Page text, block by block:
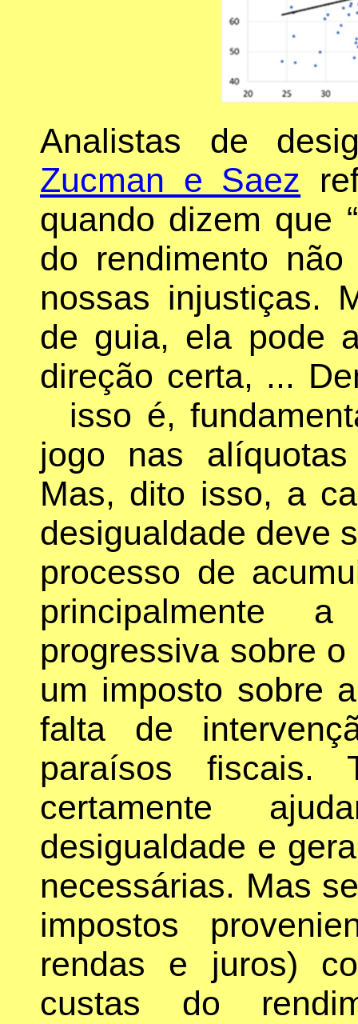
Analistas de
Zucman e Saez
quando dizem que
do rendimento
nossas injustiças.
de guia, ela pode
direção certa, ...
isso é,
jogo nas
Mas, dito isso, a
desigualdade deve
processo de
principalmente
progressiva sobre
um imposto sobre
falta de
paraísos fiscais.
certamente
desigualdade e
necessárias. Mas
impostos
rendas e juros)
custas do